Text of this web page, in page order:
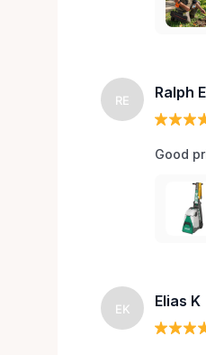
RE Ralph E
Good
EK Elias K